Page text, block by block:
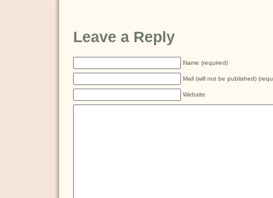
Leave a Reply
Name (required)
Mail (will not be published)
Website